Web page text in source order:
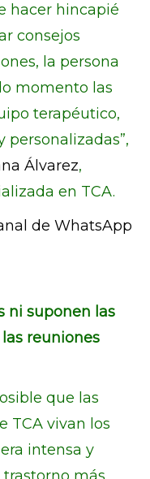
hacer hincapié
consejos
la persona
momento las
terapéutico,
personalizadas”,
Álvarez,
en TCA.
de WhatsApp
ni suponen las
reuniones
que las
TCA vivan los
intensa y